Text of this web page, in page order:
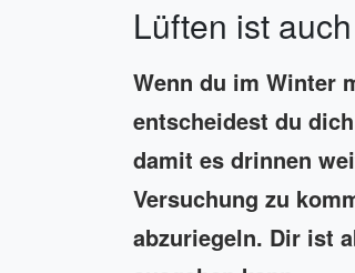
Lüften ist
Wenn du im Winter
entscheidest du
damit es drinnen
Versuchung zu
abzuriegeln. Dir ist